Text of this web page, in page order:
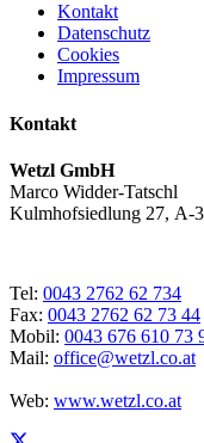
Kontakt
Datenschutz
Cookies
Impressum
Kontakt
Wetzl GmbH
Marco Widder-Tatschl
Kulmhofsiedlung 27, A-
Tel: 0043 2762 62 734
Fax: 0043 2762 62 73 44
Mobil: 0043 676 610 73
Mail: office@wetzl.co.at
Web: www.wetzl.co.at